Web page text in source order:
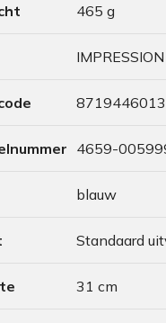
465 g
IMPRESSION
4659-
blauw
Standaard
31 cm